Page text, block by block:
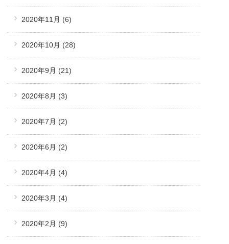
2020年11月 (6)
2020年10月 (28)
2020年9月 (21)
2020年8月 (3)
2020年7月 (2)
2020年6月 (2)
2020年4月 (4)
2020年3月 (4)
2020年2月 (9)